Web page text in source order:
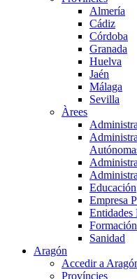
Almería
Cádiz
Córdoba
Granada
Huelva
Jaén
Málaga
Sevilla
Àrees
Educación
Empresa
Entidades
Formación
Sanidad
Aragón
Accedir a
Províncies